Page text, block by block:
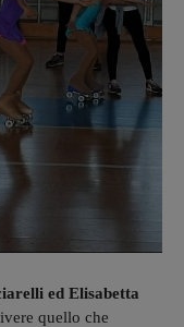
ed Elisabetta
quello che